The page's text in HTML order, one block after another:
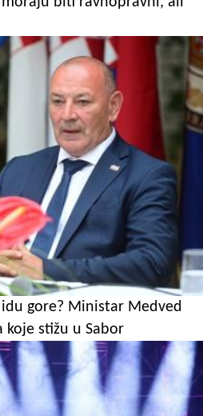
gore? Ministar Medved
stižu u Sabor